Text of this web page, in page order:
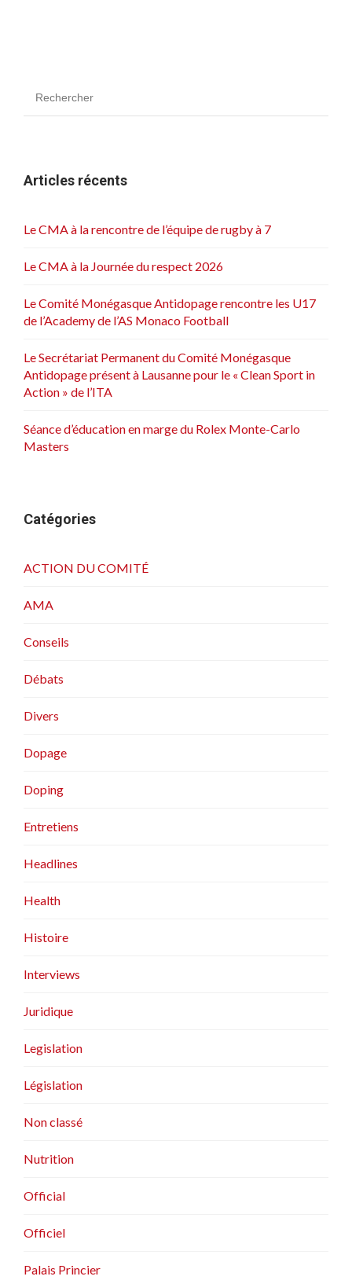
Articles récents
Le CMA à la rencontre de l’équipe de rugby à 7
Le CMA à la Journée du respect 2026
Le Comité Monégasque Antidopage rencontre les U17
de l’Academy de l’AS Monaco Football
Le Secrétariat Permanent du Comité Monégasque
Antidopage présent à Lausanne pour le « Clean Sport in
Action » de l’ITA
Séance d’éducation en marge du Rolex Monte-Carlo
Masters
Catégories
ACTION DU COMITÉ
AMA
Conseils
Débats
Divers
Dopage
Doping
Entretiens
Headlines
Health
Histoire
Interviews
Juridique
Legislation
Législation
Non classé
Nutrition
Official
Officiel
Palais Princier